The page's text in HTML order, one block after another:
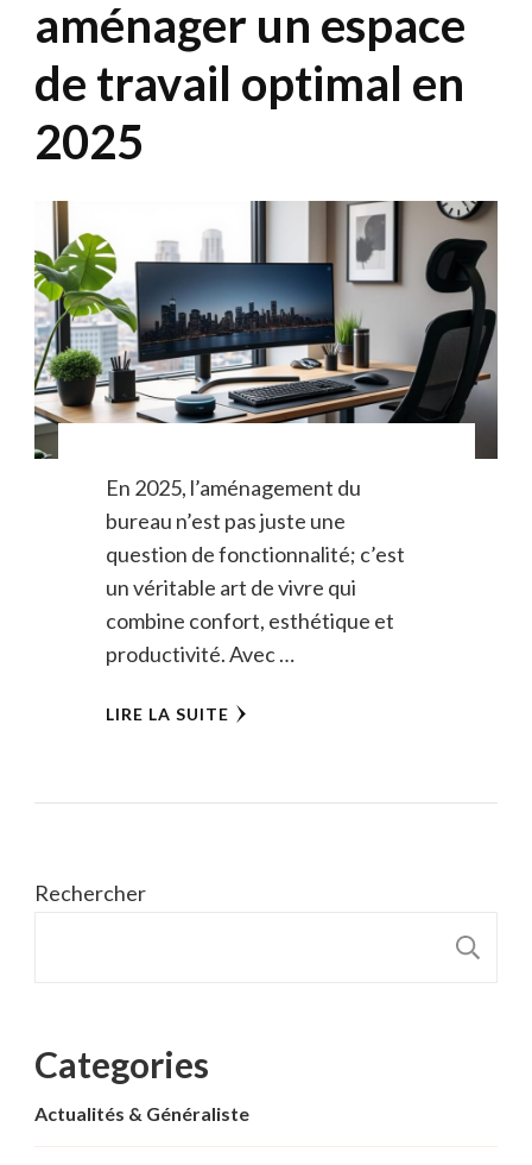
aménager un espace
de travail optimal en
2025
En 2025, l’aménagement du
bureau n’est pas juste une
question de fonctionnalité; c’est
un véritable art de vivre qui
combine confort, esthétique et
productivité. Avec …
LIRE LA SUITE
Rechercher
Categories
Actualités & Généraliste